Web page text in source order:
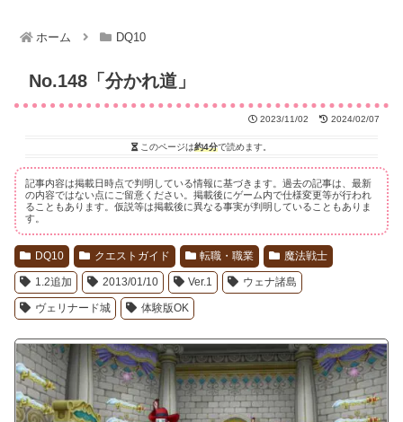
ホーム DQ10
No.148「分かれ道」
2023/11/02 2024/02/07
このページは約4分で読めます。
記事内容は掲載日時点で判明している情報に基づきます。過去の記事は、最新
の内容ではない点にご留意ください。掲載後にゲーム内で仕様変更等が行われ
ることもあります。仮説等は掲載後に異なる事実が判明していることもありま
す。
DQ10 クエストガイド 転職・職業 魔法戦士
1.2追加 2013/01/10 Ver.1 ウェナ諸島
ヴェリナード城 体験版OK